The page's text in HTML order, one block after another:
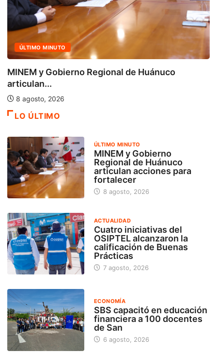
ACTUALIDAD
Cuatro iniciativas del OSIPTEL alcanzaron la
calificación...
7 agosto, 2026
LO ÚLTIMO
ÚLTIMO MINUTO
MINEM y Gobierno
Regional de Huánuco
articulan acciones para
fortalecer
8 agosto, 2026
ACTUALIDAD
Cuatro iniciativas del
OSIPTEL alcanzaron la
calificación de Buenas
Prácticas
7 agosto, 2026
ECONOMÍA
SBS capacitó en educación
financiera a 100 docentes
de San
6 agosto, 2026